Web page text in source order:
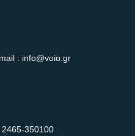
: info@voio.gr
2465-350100